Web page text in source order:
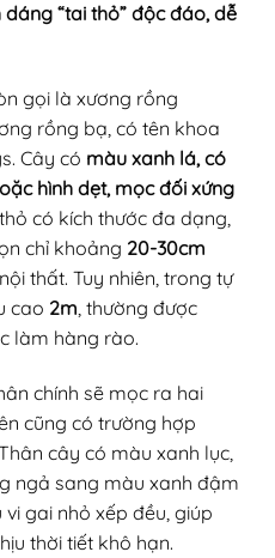
dáng “tai thỏ” độc đáo, dễ
gọi là xương rồng
rồng bạ, có tên khoa
Cây có màu xanh lá, có
hình dẹt, mọc đối xứng
có kích thước đa dạng,
chỉ khoảng 20-30cm
thất. Tuy nhiên, trong tự
cao 2m, thường được
làm hàng rào.
chính sẽ mọc ra hai
cũng có trường hợp
cây có màu xanh lục,
ngả sang màu xanh đậm
gai nhỏ xếp đều, giúp
thời tiết khô hạn.